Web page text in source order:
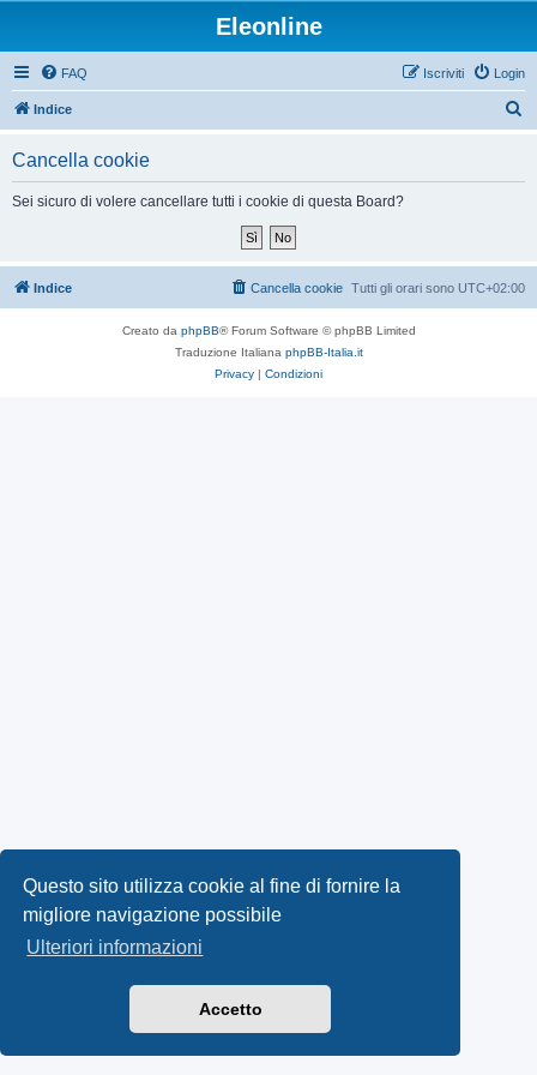
Questo sito utilizza cookie al fine di fornire la
migliore navigazione possibile
Ulteriori informazioni
Accetto
Eleonline
FAQ Login
Iscriviti
Indice
Cancella cookie
Sei sicuro di volere cancellare tutti i cookie di questa Board?
Indice Tutti gli orari sono UTC+02:00
Cancella cookie
Creato da phpBB® Forum Software © phpBB Limited
Traduzione Italiana phpBB-Italia.it
Privacy | Condizioni